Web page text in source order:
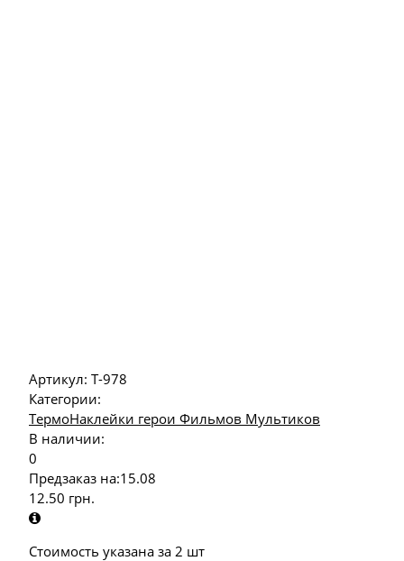
Артикул: Т-978
Категории:
ТермоНаклейки герои Фильмов Мультиков
В наличии:
0
Предзаказ на:15.08
12.50 грн.
Стоимость указана за 2 шт